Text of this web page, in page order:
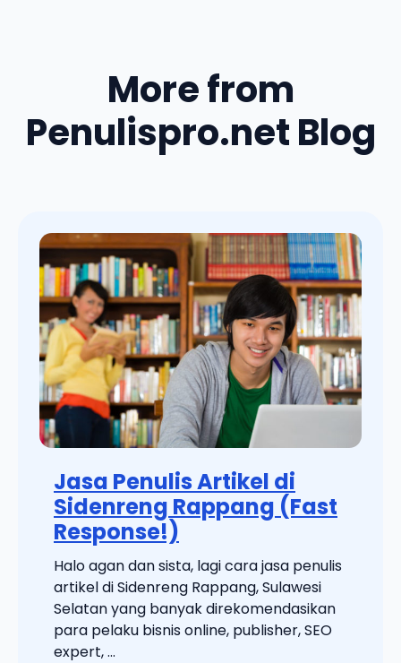
More from
Penulispro.net Blog
Jasa Penulis Artikel di
Sidenreng Rappang (Fast
Response!)
Halo agan dan sista, lagi cara jasa penulis
artikel di Sidenreng Rappang, Sulawesi
Selatan yang banyak direkomendasikan
para pelaku bisnis online, publisher, SEO
expert, ...